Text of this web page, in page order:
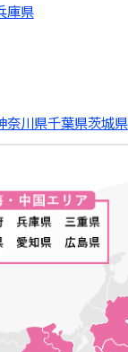
庫県
奈川県千葉県茨城県